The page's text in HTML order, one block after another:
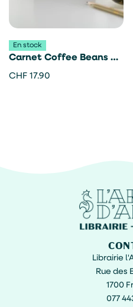
En stock
Carnet Coffee Beans –
Vent For Change
CHF 17.90
Librairie
Rue des
1700
077